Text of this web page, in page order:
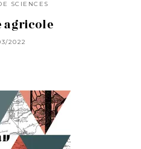
SCIENCES
agricole
2022